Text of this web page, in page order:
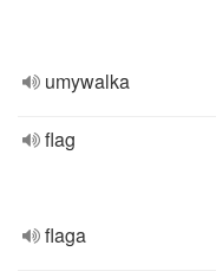
umywalka
flag
flaga